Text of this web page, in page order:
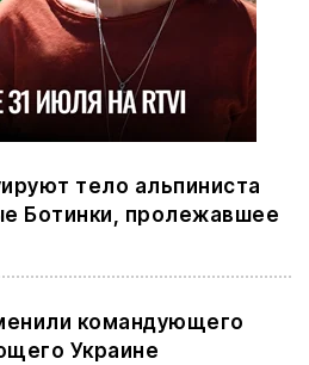
тело альпиниста
Ботинки, пролежавшее
командующего
Украине